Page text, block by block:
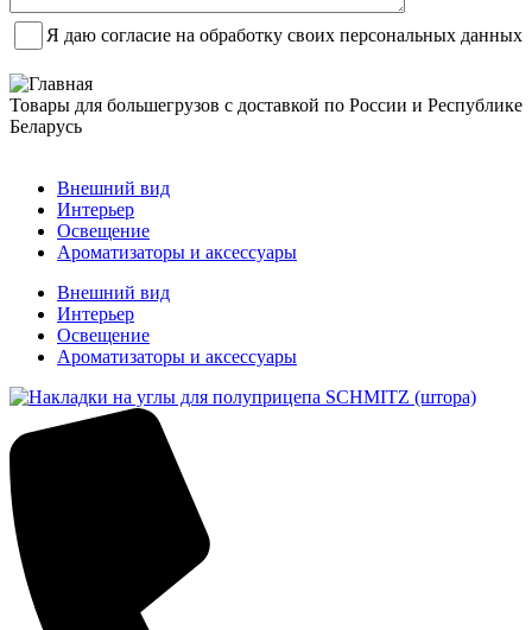
Я даю согласие на обработку своих персональных данных
Товары для большегрузов с доставкой по России и Республике
Беларусь
Внешний вид
Интерьер
Освещение
Ароматизаторы и аксессуары
Внешний вид
Интерьер
Освещение
Ароматизаторы и аксессуары